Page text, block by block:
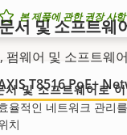
본 제품에 관한 권장 사항
T8516 PoE+
율적인 네트워크 관리
치
문서 및 소프트웨
펌웨어 및 소프트웨
서 및 소프트웨어로